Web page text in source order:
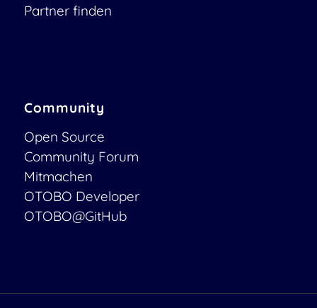
Partner finden
Community
Open Source
Community Forum
Mitmachen
OTOBO Developer
OTOBO@GitHub